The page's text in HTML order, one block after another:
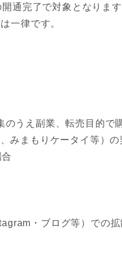
通完了で対象となりま
一律です。
うえ副業、転売目的で
みまもりケータイ等）の
・ブログ等）での